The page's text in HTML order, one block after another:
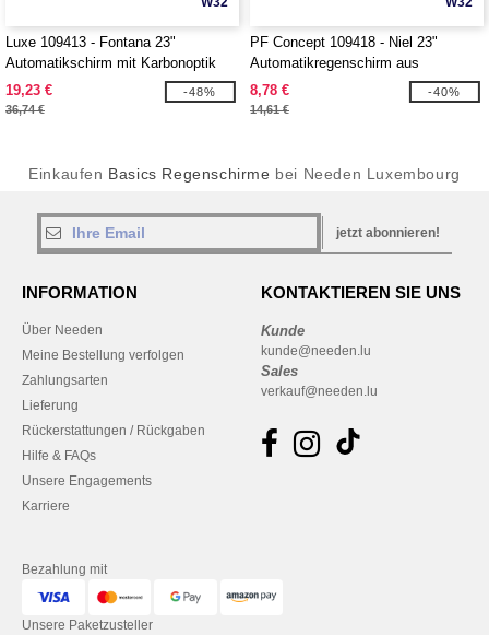
Luxe 109413 - Fontana 23"
Automatikschirm mit Karbonoptik
und gebogenem Griff
19,23 €
36,74 €
-48%
PF Concept 109418 - Niel 23"
Automatikregenschirm aus
recyceltem PET
8,78 €
14,61 €
-40%
Einkaufen Basics Regenschirme bei Needen Luxembourg
jetzt abonnieren!
INFORMATION
Über Needen
Meine Bestellung verfolgen
Zahlungsarten
Lieferung
Rückerstattungen / Rückgaben
Hilfe & FAQs
Unsere Engagements
Karriere
KONTAKTIEREN SIE UNS
Kunde
kunde@needen.lu
Sales
verkauf@needen.lu
Bezahlung mit
Unsere Paketzusteller